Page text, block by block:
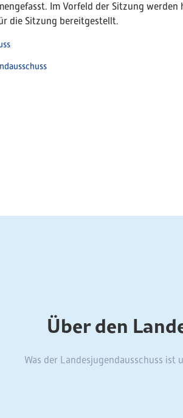
Im Vorfeld der Sitzung
die Sitzung bereitgestellt.
Über den
Was der Landesjugendausschuss